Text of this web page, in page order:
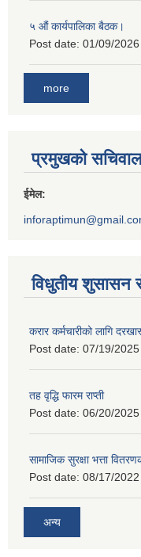
५ औं कार्यपालिका बैठक।
Post date: 01/09/
more
प्रमुखको
ईमेल:
विधुतीय शुसासन
करार कर्मचारीको लागि
Post date: 07/19/
तह वृद्धि फारम राप्ती
Post date: 06/20/
सामाजिक सुरक्षा भत्ता
Post date: 08/17/
अन्य